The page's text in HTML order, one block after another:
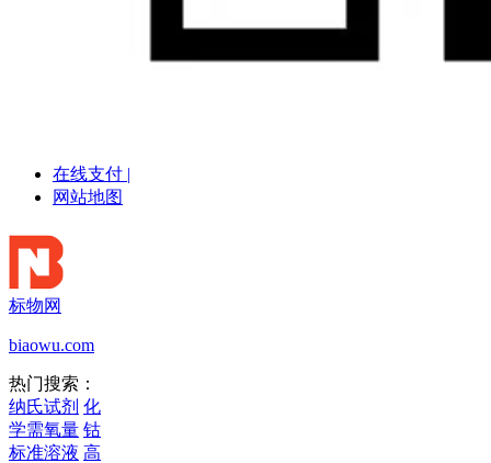
在线支付 |
网站地图
标物网
biaowu.com
热门搜索：
纳氏试剂 化
学需氧量 钴
标准溶液 高